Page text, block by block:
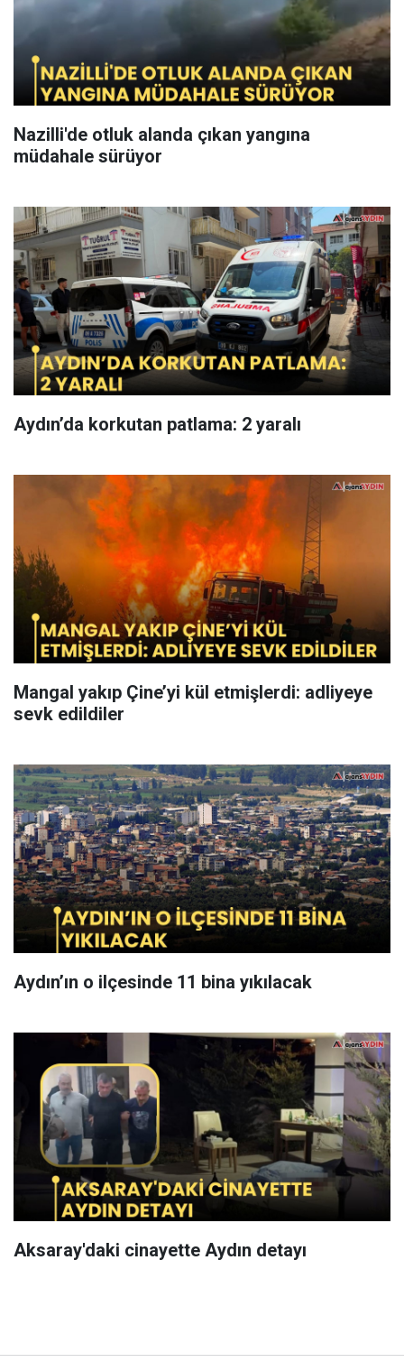
Nazilli'de otluk alanda çıkan yangına
müdahale sürüyor
Aydın’da korkutan patlama: 2 yaralı
Mangal yakıp Çine’yi kül etmişlerdi: adliyeye
sevk edildiler
Aydın’ın o ilçesinde 11 bina yıkılacak
Aksaray'daki cinayette Aydın detayı